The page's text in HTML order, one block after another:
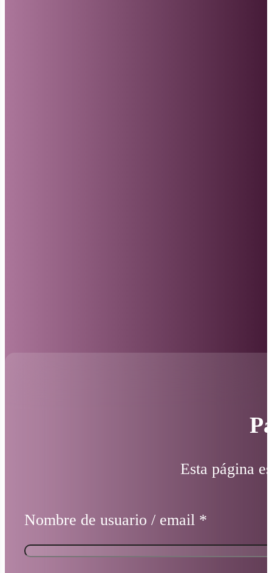
Esta página
Nombre de usuario / email *